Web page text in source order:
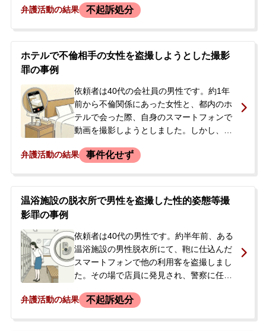
ところを警備員に発見され、駆けつけた警
際、実名で報道もされてしまいました。<br
/> 逮捕の2日後に勾留されることなく釈放
りました。捜査の過程でスマートフォンと
自宅のパソコンが押収され、当初は当日の
犯行2件のみを認めていましたが、最終的に
過去にわたる多数の余罪（被害者約30名、
<br /> 公務員であるため、刑事処分が確定
分を避けたいと考え、逮捕から約2週間後に
当事務所へ相談に来られました。
弁護活動の結果 不起訴処分
ホテルで不倫相手の女性を盗撮しようとした撮影
罪の事例
依頼者は40代の会社員の男性です。約1年
前から不倫関係にあった女性と、都内のホ
テルで会った際、自身のスマートフォンで
動画を撮影しようとしました。しかし、そ
りました。女性は立腹してその場を去って
返信はありませんでした。お互いに家庭が
ある状況だったため、警察沙汰にせず、後
いから、当事務所に相談されました。
弁護活動の結果 事件化せず
温浴施設の脱衣所で男性を盗撮した性的姿態等撮
影罪の事例
依頼者は40代の男性です。約半年前、ある
温浴施設の男性脱衣所にて、鞄に仕込んだ
スマートフォンで他の利用客を盗撮しまし
た。その場で店員に発見され、警察に任意
した。しかし後日、警察が押収したスマー
弁護活動の結果 不起訴処分